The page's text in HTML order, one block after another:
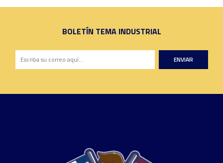
BOLETÍN TEMA INDUSTRIAL
ENVIAR